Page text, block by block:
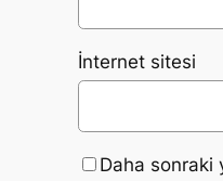
İnternet sitesi
Daha sonraki